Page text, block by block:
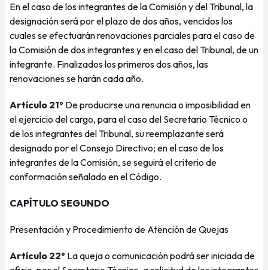
En el caso de los integrantes de la Comisión y del Tribunal, la
designación será por el plazo de dos años, vencidos los
cuales se efectuarán renovaciones parciales para el caso de
la Comisión de dos integrantes y en el caso del Tribunal, de un
integrante. Finalizados los primeros dos años, las
renovaciones se harán cada año.
Artículo 21º De producirse una renuncia o imposibilidad en
el ejercicio del cargo, para el caso del Secretario Técnico o
de los integrantes del Tribunal, su reemplazante será
designado por el Consejo Directivo; en el caso de los
integrantes de la Comisión, se seguirá el criterio de
conformación señalado en el Código.
CAPÍTULO SEGUNDO
Presentación y Procedimiento de Atención de Quejas
Artículo 22º La queja o comunicación podrá ser iniciada de